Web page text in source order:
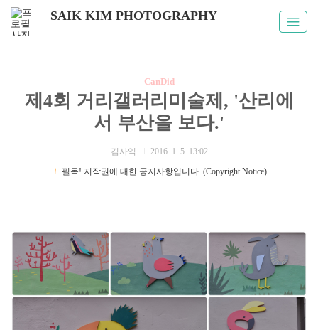
SAIK KIM PHOTOGRAPHY
CanDid
제4회 거리갤러리미술제, '산리에
서 부산을 보다.'
김사익
2016. 1. 5. 13:02
！
필독! 저작권에 대한 공지사항입니다. (Copyright Notice)